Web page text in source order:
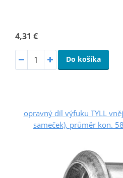
4,31 €
Do košíka
opravný díl výfuku TYLL
sameček), průměr kon.